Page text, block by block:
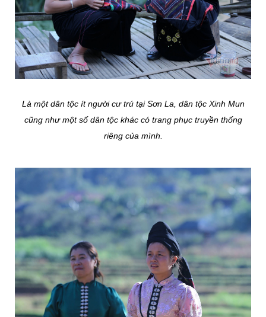
Là một dân tộc ít người cư trú tại Sơn La, dân tộc Xinh Mun
cũng như một số dân tộc khác có trang phục truyền thống
riêng của mình.